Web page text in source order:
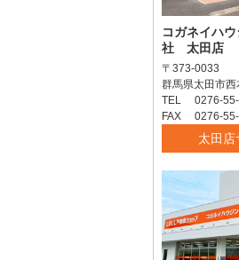
コガネイハ
社 太田店
〒373-0033
群馬県太田市
TEL 0276-55-
FAX 0276-
太田店